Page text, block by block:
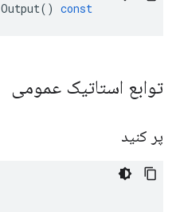
Output() const
توابع استاتیک عمومی
پر کنید